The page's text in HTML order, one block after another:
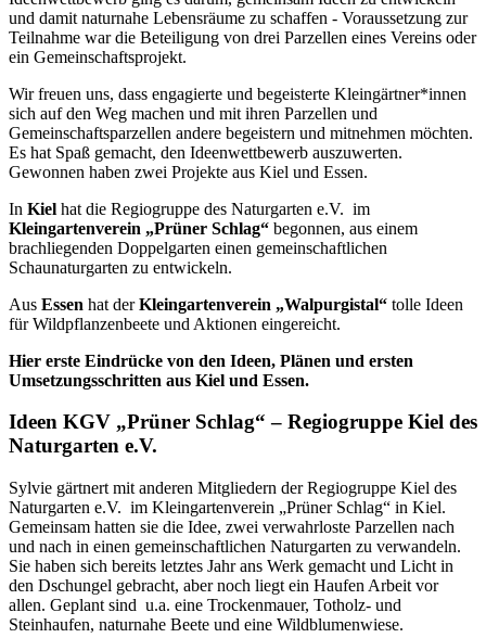
und damit naturnahe Lebensräume zu schaffen - Voraussetzung zur
Teilnahme war die Beteiligung von drei Parzellen eines Vereins oder
ein Gemeinschaftsprojekt.
Wir freuen uns, dass engagierte und begeisterte Kleingärtner*innen
sich auf den Weg machen und mit ihren Parzellen und
Gemeinschaftsparzellen andere begeistern und mitnehmen möchten.
Es hat Spaß gemacht, den Ideenwettbewerb auszuwerten.
Gewonnen haben zwei Projekte aus Kiel und Essen.
In Kiel hat die Regiogruppe des Naturgarten e.V. im
Kleingartenverein „Prüner Schlag“ begonnen, aus einem
brachliegenden Doppelgarten einen gemeinschaftlichen
Schaunaturgarten zu entwickeln.
Aus Essen hat derKleingartenverein „Walpurgistal“ tolle Ideen
für Wildpflanzenbeete und Aktionen eingereicht.
Hier erste Eindrücke von den Ideen, Plänen und ersten
Umsetzungsschritten aus Kiel und Essen.
Ideen KGV „Prüner Schlag“ – Regiogruppe Kiel des
Naturgarten e.V.
Sylvie gärtnert mit anderen Mitgliedern der Regiogruppe Kiel des
Naturgarten e.V. im Kleingartenverein „Prüner Schlag“ in Kiel.
Gemeinsam hatten sie die Idee, zwei verwahrloste Parzellen nach
und nach in einen gemeinschaftlichen Naturgarten zu verwandeln.
Sie haben sich bereits letztes Jahr ans Werk gemacht und Licht in
den Dschungel gebracht, aber noch liegt ein Haufen Arbeit vor
allen. Geplant sind u.a. eine Trockenmauer, Totholz- und
Steinhaufen, naturnahe Beete und eine Wildblumenwiese.